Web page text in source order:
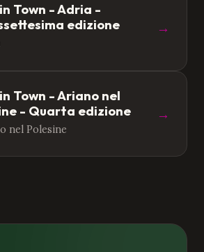
Town - Adria -
edizione
→
Town - Ariano nel
- Quarta edizione
nel Polesine
→